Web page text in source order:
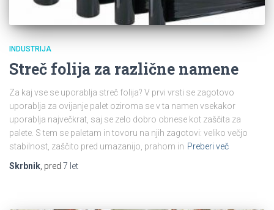
INDUSTRIJA
Streč folija za različne namene
Za kaj vse se uporablja streč folija? V prvi vrsti se zagotovo
uporablja za ovijanje palet oziroma se v ta namen vsekakor
uporablja največkrat, saj se zelo dobro obnese kot zaščita za
palete. S tem se paletam in tovoru na njih zagotovi: veliko večjo
stabilnost, zaščito pred umazanijo, prahom in Preberi več
Skrbnik , pred 7 let